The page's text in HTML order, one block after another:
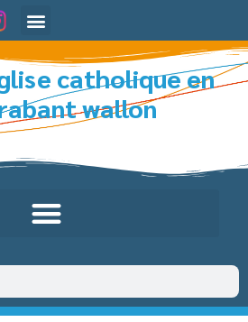
catholique en
wallon